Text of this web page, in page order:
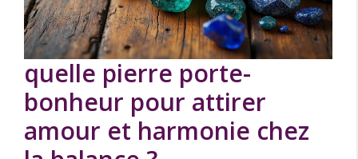
quelle pierre porte-
bonheur pour attirer
amour et harmonie chez